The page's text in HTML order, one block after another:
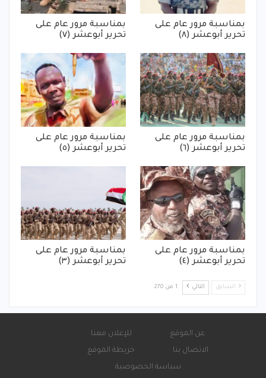
بمناسبة مرور عام على
تحرير أبوعشر (٨)
بمناسبة مرور عام على
تحرير أبوعشر (٧)
بمناسبة مرور عام على
تحرير أبوعشر (٦)
بمناسبة مرور عام على
تحرير أبوعشر (٥)
بمناسبة مرور عام على
تحرير أبوعشر (٤)
بمناسبة مرور عام على
تحرير أبوعشر (٣)
السابق التالي 1 من 270
عن الموقع
للإعلان معنا
الاتصال بنا
خريطة الموقع
سياسة الخصوصية